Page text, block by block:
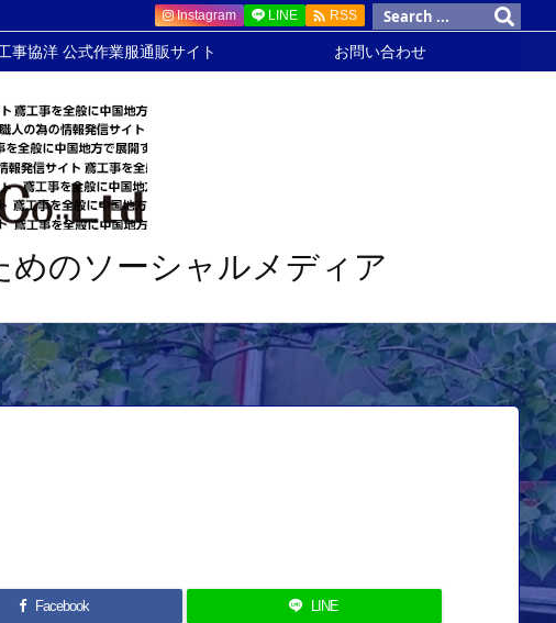
事協洋 公式作業服通販サイト お問い合わせ
Instagram LINE  RSS
めのソーシャルメディア
Facebook LINE